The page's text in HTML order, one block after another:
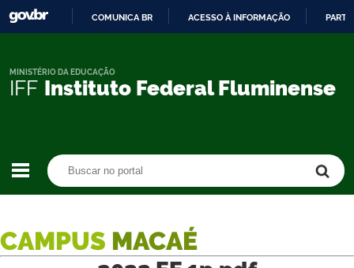
CONTEÚDO
COMUNICA BR ACESSO À INFORMAÇÃO
IFF Instituto Federal Fluminense
MINISTÉRIO DA EDUCAÇÃO
CAMPUS MACAÉ